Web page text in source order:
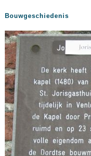
Bouwgeschiedenis